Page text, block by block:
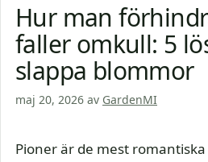
Hur man
faller omkull: 5
slappa blommor
maj 20, 2026 av GardenMI
Pioner är de mest